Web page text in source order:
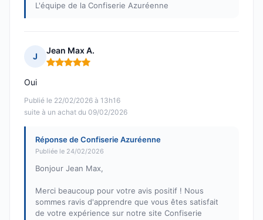
L'équipe de la Confiserie Azuréenne
J
Jean Max A.
Note : 5 sur 5
Publié le 22/02/2026 à 13h16
suite à un achat du 09/02/2026
Oui
Réponse de Confiserie Azuréenne
Publiée le 24/02/2026
Bonjour Jean Max,
Merci beaucoup pour votre avis positif ! Nous
sommes ravis d'apprendre que vous êtes satisfait
de votre expérience sur notre site Confiserie